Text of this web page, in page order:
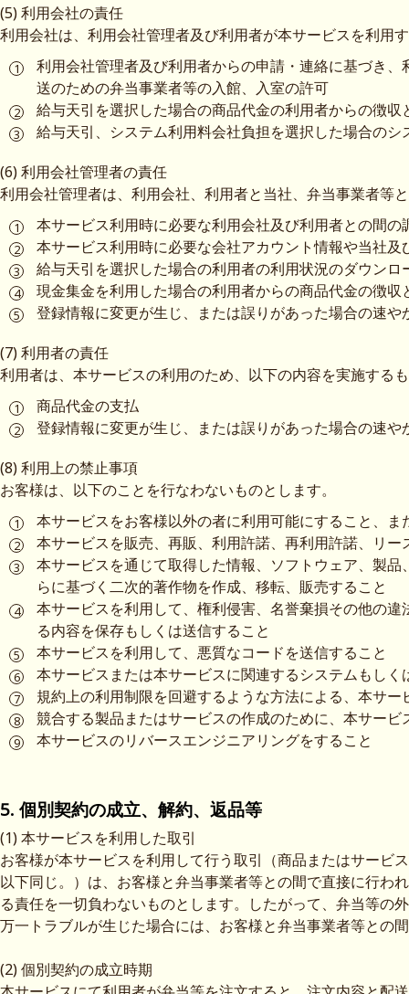
(5) 利用会社の責任
利用会社は、利用会社管理者及び利用者が本サービスを利用
利用会社管理者及び利用者からの申請・連絡に基づき
送のための弁当事業者等の入館、入室の許可
給与天引を選択した場合の商品代金の利用者からの徴収
給与天引、システム利用料会社負担を選択した場合の
(6) 利用会社管理者の責任
利用会社管理者は、利用会社、利用者と当社、弁当事業者等
本サービス利用時に必要な利用会社及び利用者との間の
本サービス利用時に必要な会社アカウント情報や当社
給与天引を選択した場合の利用者の利用状況のダウンロ
現金集金を利用した場合の利用者からの商品代金の徴収
登録情報に変更が生じ、または誤りがあった場合の速
(7) 利用者の責任
利用者は、本サービスの利用のため、以下の内容を実施する
商品代金の支払
登録情報に変更が生じ、または誤りがあった場合の速や
(8) 利用上の禁止事項
お客様は、以下のことを行なわないものとします。
本サービスをお客様以外の者に利用可能にすること、
本サービスを販売、再販、利用許諾、再利用許諾、リー
本サービスを通じて取得した情報、ソフトウェア、製
らに基づく二次的著作物を作成、移転、販売すること
本サービスを利用して、権利侵害、名誉棄損その他の
る内容を保存もしくは送信すること
本サービスを利用して、悪質なコードを送信すること
本サービスまたは本サービスに関連するシステムもし
規約上の利用制限を回避するような方法による、本サ
競合する製品またはサービスの作成のために、本サービ
本サービスのリバースエンジニアリングをすること
5. 個別契約の成立、解約、返品等
(1) 本サービスを利用した取引
お客様が本サービスを利用して行う取引（商品またはサービ
以下同じ。）は、お客様と弁当事業者等との間で直接に行わ
る責任を一切負わないものとします。したがって、弁当等の
万一トラブルが生じた場合には、お客様と弁当事業者等との
(2) 個別契約の成立時期